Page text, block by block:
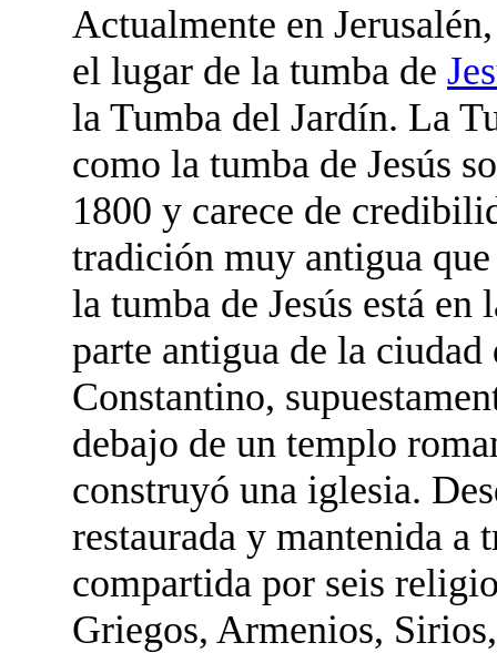
Actualmente en
el lugar de la tumba de
la Tumba del Jardín. La
como la tumba de Jesús
1800 y carece de
tradición muy antigua
la tumba de Jesús está
parte antigua de la
Constantino,
debajo de un templo
construyó una iglesia.
restaurada y mantenida a
compartida por seis
Griegos, Armenios,